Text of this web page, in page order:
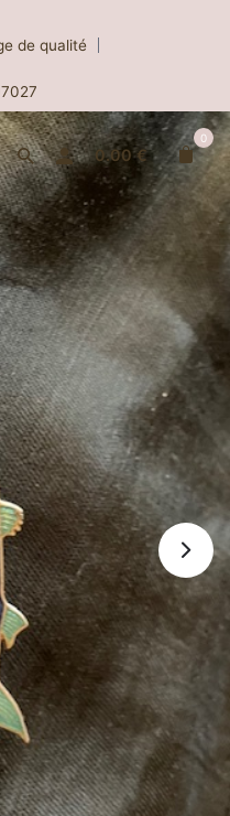
de qualité
0.00€
0